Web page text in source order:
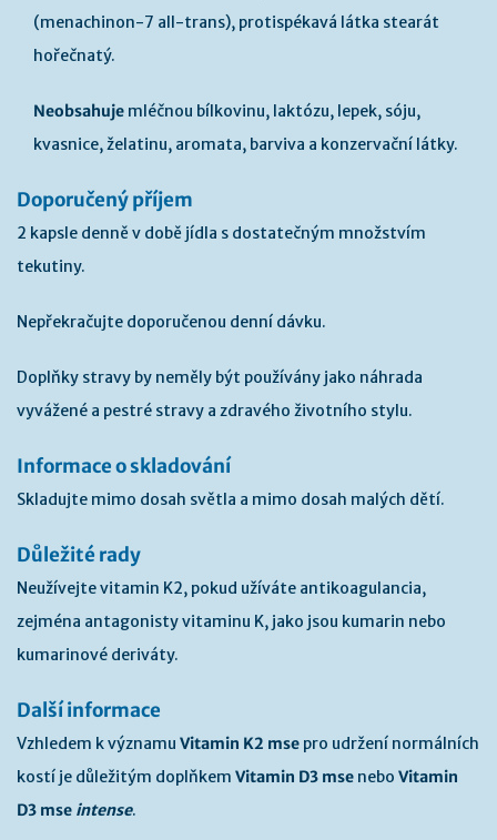
(menachinon-7 all-trans), protispékavá látka stearát
hořečnatý.
Neobsahuje mléčnou bílkovinu, laktózu, lepek, sóju,
kvasnice, želatinu, aromata, barviva a konzervační látky.
Doporučený příjem
2 kapsle denně v době jídla s dostatečným množstvím
tekutiny.
Nepřekračujte doporučenou denní dávku.
Doplňky stravy by neměly být používány jako náhrada
vyvážené a pestré stravy a zdravého životního stylu.
Informace o skladování
Skladujte mimo dosah světla a mimo dosah malých dětí.
Důležité rady
Neužívejte vitamin K2, pokud užíváte antikoagulancia,
zejména antagonisty vitaminu K, jako jsou kumarin nebo
kumarinové deriváty.
Další informace
Vzhledem k významu Vitamin K2 mse pro udržení normálních
kostí je důležitým doplňkem Vitamin D3 mse nebo Vitamin
D3 mse intense.